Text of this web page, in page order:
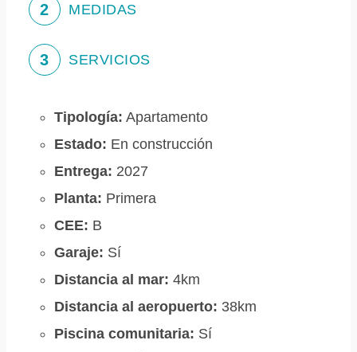
2 MEDIDAS
3 SERVICIOS
Tipología: Apartamento
Estado: En construcción
Entrega: 2027
Planta: Primera
CEE: B
Garaje: Sí
Distancia al mar: 4km
Distancia al aeropuerto: 38km
Piscina comunitaria: Sí